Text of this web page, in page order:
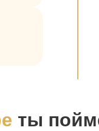
ты